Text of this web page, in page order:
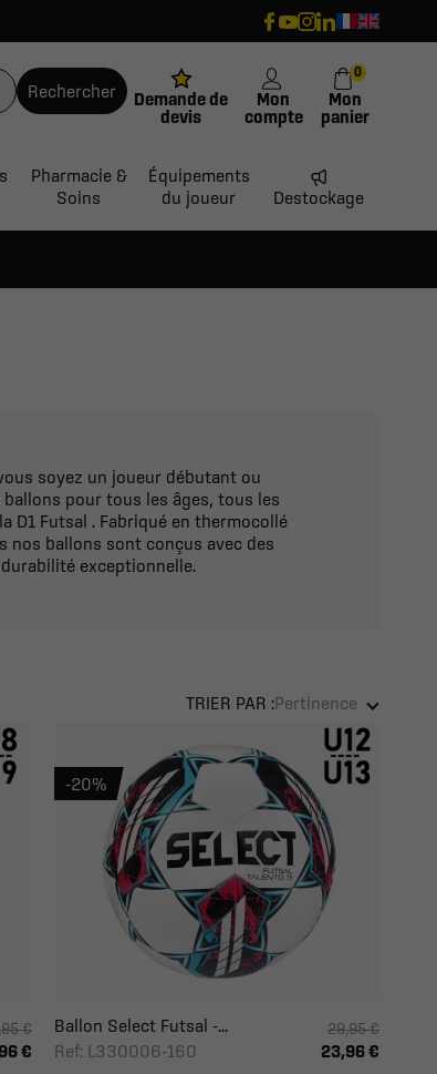
Rechercher
Demande de
devis
Mon
compte
Mon
panier
0
Pharmacie &
Soins
Équipements
du joueur
Destockage
soyez un joueur débutant ou
pour tous les âges, tous les
D1 Futsal . Fabriqué en thermocollé
nos ballons sont conçus avec des
exceptionnelle.
TRIER PAR :Pertinence
€
€
Ballon Select Futsal -...
Ref: L330006-160
29,95 €
23,96 €
-20%